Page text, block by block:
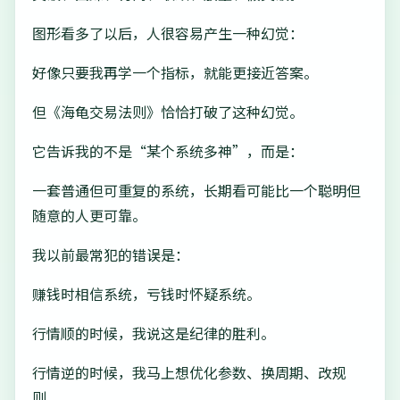
图形看多了以后，人很容易产生一种幻觉：
好像只要我再学一个指标，就能更接近答案。
但《海龟交易法则》恰恰打破了这种幻觉。
它告诉我的不是“某个系统多神”，而是：
一套普通但可重复的系统，长期看可能比一个聪明但
随意的人更可靠。
我以前最常犯的错误是：
赚钱时相信系统，亏钱时怀疑系统。
行情顺的时候，我说这是纪律的胜利。
行情逆的时候，我马上想优化参数、换周期、改规